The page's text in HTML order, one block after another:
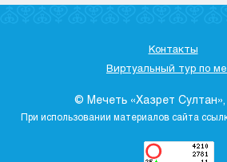
Контакты
Виртуальный тур по
© Мечеть «Хазрет Султан»,
При использовании материалов сайта